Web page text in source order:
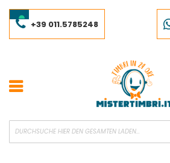
to
Content+39 011.5785248
Konto